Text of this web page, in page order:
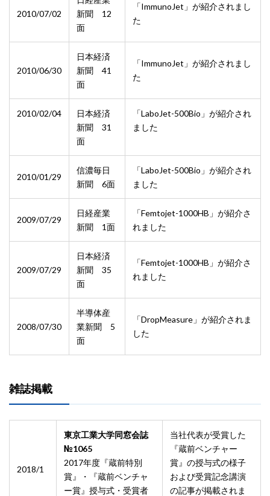
2010/07/02
新聞 12
面
「ImmunoJet」が紹介されまし
た
2010/06/30
日本経済
新聞 41
面
「ImmunoJet」が紹介されまし
た
2010/02/04
日本経済
新聞 31
面
「LaboJet-500Bio」が紹介され
ました
2010/01/29
信濃毎日
新聞 6面
「LaboJet-500Bio」が紹介され
ました
2009/07/29
日経産業
新聞 1面
「Femtojet-1000HB」が紹介さ
れました
2009/07/29
日本経済
新聞 35
面
「Femtojet-1000HB」が紹介さ
れました
2008/07/30
半導体産
業新聞 5
面
「DropMeasure」が紹介されま
した
雑誌掲載
2018/1
東京工業大学同窓会誌
№1065
2017年度『蔵前特別
賞』・『蔵前ベンチャ
ー賞』授与式・受賞者
当社代表が受賞した
『蔵前ベンチャー
賞』の授与式の様子
および受賞記念講演
の記事が掲載されま